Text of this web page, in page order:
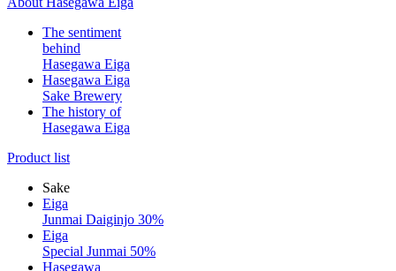
The sentiment
behind
Hasegawa Eiga
Hasegawa Eiga
Sake Brewery
The history of
Hasegawa Eiga
Product list
Sake
Eiga
Junmai Daiginjo 30%
Eiga
Special Junmai 50%
Hasegawa